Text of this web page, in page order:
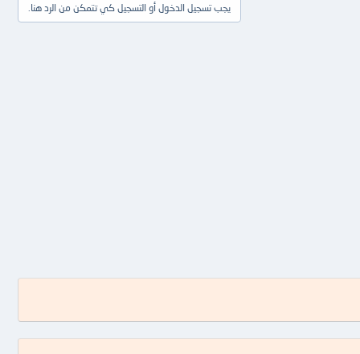
يجب تسجيل الدخول أو التسجيل كي تتمكن من الرد هنا.